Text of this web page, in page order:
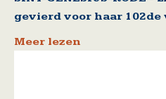
gevierd voor haar 102de
Meer lezen